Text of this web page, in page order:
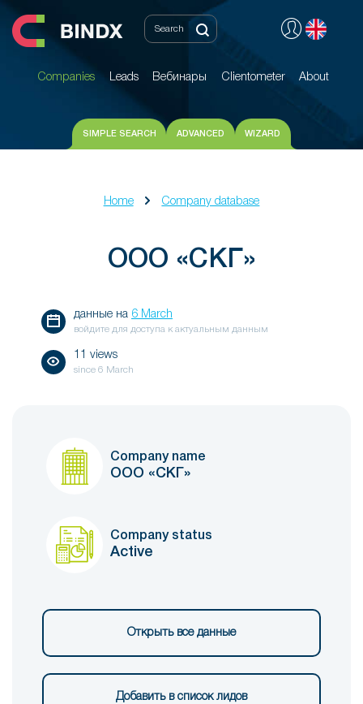
Companies Leads Вебинары Clientometer About
Companies Leads Вебинары Clientometer About
SIMPLE SEARCH ADVANCED WIZARD
Home Company database
ООО «СКГ»
данные на 6 March
войдите для доступа к актуальным данным
11 views
since 6 March
Company name
ООО «СКГ»
Company status
Active
Открыть все данные
Добавить в список лидов